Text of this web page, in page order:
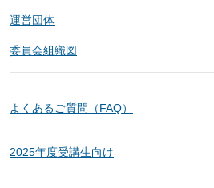
運営団体
委員会組織図
よくあるご質問（FAQ）
2025年度受講生向け